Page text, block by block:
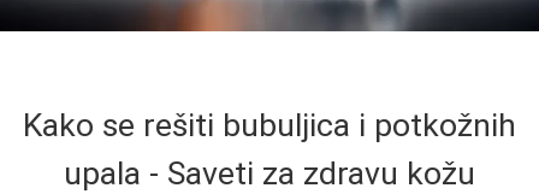
Kako se rešiti bubuljica i potkožnih
upala - Saveti za zdravu kožu